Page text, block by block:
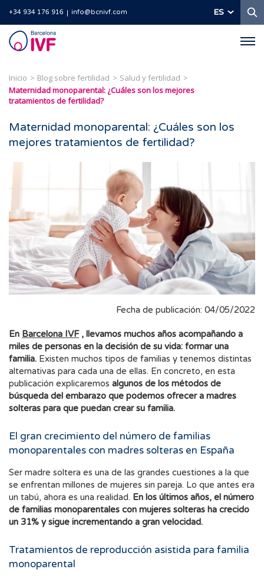
+34 934 176 916 info@bcnivf.com ES
Barcelona
IVF
Inicio Blog sobre fertilidad
Salud y fertilidad
Maternidad monoparental: ¿Cuáles son los mejores
tratamientos de fertilidad?
Maternidad monoparental: ¿Cuáles son los
mejores tratamientos de fertilidad?
Fecha de publicación: 04/05/2022
En Barcelona IVF, llevamos muchos años acompañando a
miles de personas en la decisión de su vida: formar una
familia. Existen muchos tipos de familias y tenemos distintas
alternativas para cada una de ellas. En concreto, en esta
publicación explicaremos algunos de los métodos de
búsqueda del embarazo que podemos ofrecer a madres
solteras para que puedan crear su familia.
El gran crecimiento del número de familias
monoparentales con madres solteras en España
Ser madre soltera es una de las grandes cuestiones a la que
se enfrentan millones de mujeres sin pareja. Lo que antes era
un tabú, ahora es una realidad. En los últimos años, el número
de familias monoparentales con mujeres solteras ha crecido
un 31% y sigue incrementando a gran velocidad.
Tratamientos de reproducción asistida para familia
monoparental